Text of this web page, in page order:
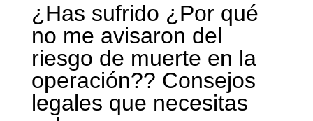
¿Has sufrido ¿Por qué
no me avisaron del
riesgo de muerte en la
operación?? Consejos
legales que necesitas